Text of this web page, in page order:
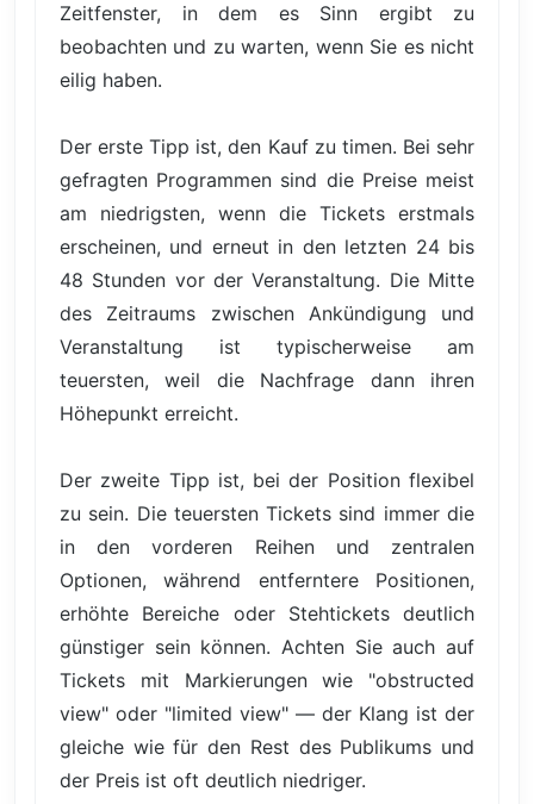
Zeitfenster, in dem es Sinn ergibt zu
beobachten und zu warten, wenn Sie es nicht
eilig haben.
Der erste Tipp ist, den Kauf zu timen. Bei sehr
gefragten Programmen sind die Preise meist
am niedrigsten, wenn die Tickets erstmals
erscheinen, und erneut in den letzten 24 bis
48 Stunden vor der Veranstaltung. Die Mitte
des Zeitraums zwischen Ankündigung und
Veranstaltung ist typischerweise am
teuersten, weil die Nachfrage dann ihren
Höhepunkt erreicht.
Der zweite Tipp ist, bei der Position flexibel
zu sein. Die teuersten Tickets sind immer die
in den vorderen Reihen und zentralen
Optionen, während entferntere Positionen,
erhöhte Bereiche oder Stehtickets deutlich
günstiger sein können. Achten Sie auch auf
Tickets mit Markierungen wie "obstructed
view" oder "limited view" — der Klang ist der
gleiche wie für den Rest des Publikums und
der Preis ist oft deutlich niedriger.